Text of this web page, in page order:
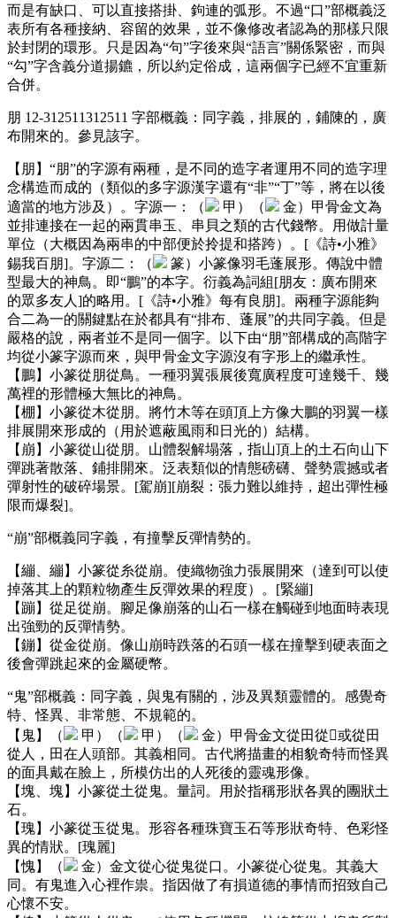
而是有缺口、可以直接搭掛、鉤連的弧形。不過“口”部概義泛
表所有各種接納、容留的效果，並不像修改者認為的那樣只限
於封閉的環形。只是因為“句”字後來與“語言”關係緊密，而與
“勾”字含義分道揚鑣，所以約定俗成，這兩個字已經不宜重新
合併。
朋 12-312511312511 字部概義：同字義，排展的，鋪陳的，廣
布開來的。參見該字。
【朋】“朋”的字源有兩種，是不同的造字者運用不同的造字理
念構造而成的（類似的多字源漢字還有“非”“丁”等，將在以後
適當的地方涉及）。字源一：（
甲）（
金）甲骨金文為
並排連接在一起的兩貫串玉、串貝之類的古代錢幣。用做計量
單位（大概因為兩串的中部便於拎提和搭跨）。[《詩•小雅》
錫我百朋]。字源二：（
篆）小篆像羽毛蓬展形。傳說中體
型最大的神鳥。即“鵬”的本字。衍義為詞組[朋友：廣布開來
的眾多友人]的略用。[《詩•小雅》每有良朋]。兩種字源能夠
合二為一的關鍵點在於都具有“排布、蓬展”的共同字義。但是
嚴格的說，兩者並不是同一個字。以下由“朋”部構成的高階字
均從小篆字源而來，與甲骨金文字源沒有字形上的繼承性。
【鵬】小篆從朋從鳥。一種羽翼張展後寬廣程度可達幾千、幾
萬裡的形體極大無比的神鳥。
【棚】小篆從木從朋。將竹木等在頭頂上方像大鵬的羽翼一樣
排展開來形成的（用於遮蔽風雨和日光的）結構。
【崩】小篆從山從朋。山體裂解塌落，指山頂上的土石向山下
彈跳著散落、鋪排開來。泛表類似的情態磅礴、聲勢震撼或者
彈射性的破碎場景。[駕崩][崩裂：張力難以維持，超出彈性極
限而爆裂]。
“崩”部概義同字義，有撞擊反彈情勢的。
【繃、繃】小篆從糸從崩。使織物強力張展開來（達到可以使
掉落其上的顆粒物產生反彈效果的程度）。[緊繃]
【蹦】從足從崩。腳足像崩落的山石一樣在觸碰到地面時表現
出強勁的反彈情勢。
【鏰】從金從崩。像山崩時跌落的石頭一樣在撞擊到硬表面之
後會彈跳起來的金屬硬幣。
“鬼”部概義：同字義，與鬼有關的，涉及異類靈體的。感覺奇
特、怪異、非常態、不規範的。
【鬼】（
甲）（ 甲）（
金）甲骨金文從田從或從田
從人，田在人頭部。其義相同。古代將描畫的相貌奇特而怪異
的面具戴在臉上，所模仿出的人死後的靈魂形像。
【塊、塊】小篆從土從鬼。量詞。用於指稱形狀各異的團狀土
石。
【瑰】小篆從玉從鬼。形容各種珠寶玉石等形狀奇特、色彩怪
異的情狀。[瑰麗]
【愧】（
金）金文從心從鬼從口。小篆從心從鬼。其義大
同。有鬼進入心裡作祟。指因做了有損道德的事情而招致自己
心懷不安。